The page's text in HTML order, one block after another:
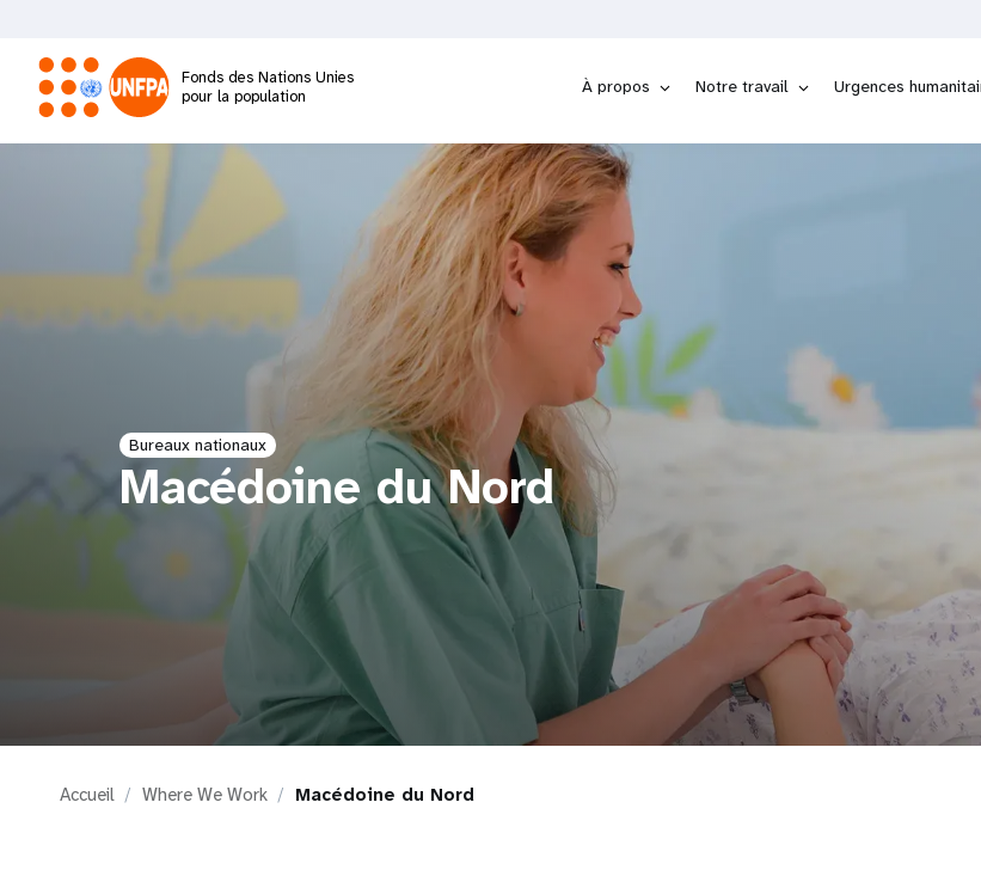
contenu
principal
Fonds des Nations Unies
pour la population
À propos Notre travail Urgences
M
i
n
v
t
Bureaux nationaux
Macédoine du Nord
Accueil Where We Work Macédoine du Nord